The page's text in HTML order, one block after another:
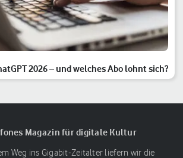
2026 – und welches Abo lohnt sich?
Magazin für digitale Kultur
Weg ins Gigabit-Zeitalter liefern wir die